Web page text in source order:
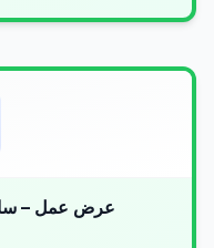
عرض عمل –